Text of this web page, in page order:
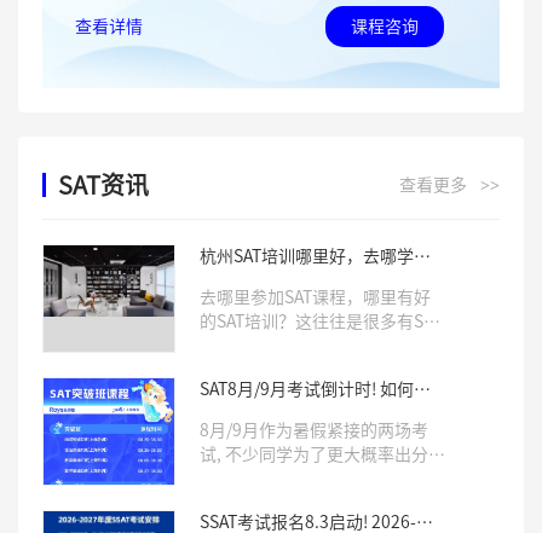
查看详情 课程咨询
SAT资讯 查看更多 >>
杭州SAT培训哪里好，去哪学习
去哪里参加SAT课程，哪里有好
的SAT培训？这往往是很多有SAT
训机构，往往会对学生SAT成绩
有非常大的影响。那么杭州哪里
有好的SAT培训呢，Roys乐亦思
是你不错的选择。
SAT8月/9月考试倒计时! 如何针
8月/9月作为暑假紧接的两场考
试, 不少同学为了更大概率出分,
班」帮你单项突破, 用最真实的模
SSAT考试报名8.3启动! 2026-